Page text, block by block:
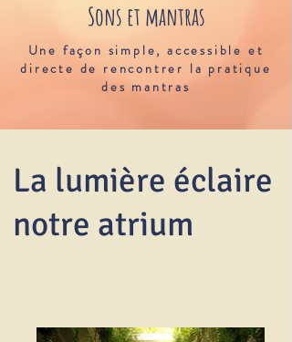
Plus d'infos
Sons et mantras
Une façon simple, accessible et
directe de rencontrer la pratique
des mantras
La lumière éclaire
notre atrium